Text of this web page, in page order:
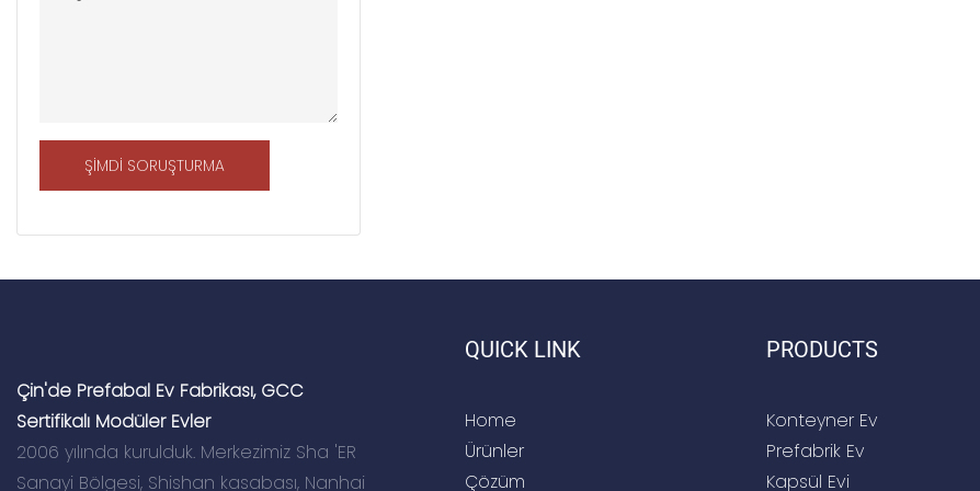
ŞIMDI SORUŞTURMA
Çin'de Prefabal Ev Fabrikası, GCC
Sertifikalı Modüler Evler
2006 yılında kurulduk. Merkezimiz Sha 'ER
Sanayi Bölgesi, Shishan kasabası, Nanhai
QUICK LINK
Home
Ürünler
Çözüm
PRODUCTS
Konteyner Ev
Prefabrik Ev
Kapsül Evi